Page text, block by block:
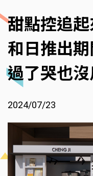
甜點控追起
和日推出
過了哭也沒
2024/07/23